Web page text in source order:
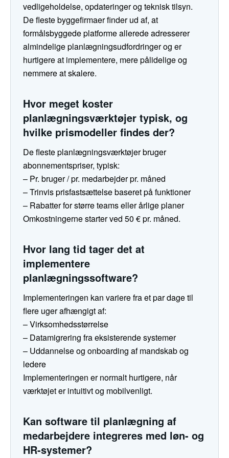
vedligeholdelse, opdateringer og teknisk tilsyn.
De fleste byggefirmaer finder ud af, at
formålsbyggede platforme allerede adresserer
almindelige planlægningsudfordringer og er
hurtigere at implementere, mere pålidelige og
nemmere at skalere.
Hvor meget koster
planlægningsværktøjer typisk, og
hvilke prismodeller findes der?
De fleste planlægningsværktøjer bruger
abonnementspriser, typisk:
– Pr. bruger / pr. medarbejder pr. måned
– Trinvis prisfastsættelse baseret på funktioner
– Rabatter for større teams eller årlige planer
Omkostningerne starter ved 50 € pr. måned.
Hvor lang tid tager det at
implementere
planlægningssoftware?
Implementeringen kan variere fra et par dage til
flere uger afhængigt af:
– Virksomhedsstørrelse
– Datamigrering fra eksisterende systemer
– Uddannelse og onboarding af mandskab og
ledere
Implementeringen er normalt hurtigere, når
værktøjet er intuitivt og mobilvenligt.
Kan software til planlægning af
medarbejdere integreres med løn- og
HR-systemer?